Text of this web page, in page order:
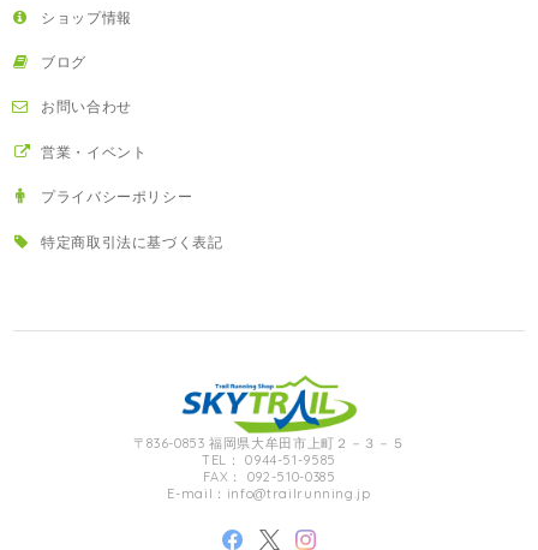
ショップ情報
ブログ
お問い合わせ
営業・イベント
プライバシーポリシー
特定商取引法に基づく表記
〒836-0853 福岡県大牟田市上町２－３－５
TEL： 0944-51-9585
FAX： 092-510-0385
E-mail： info@trailrunning.jp